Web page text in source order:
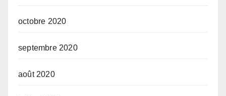
octobre 2020
septembre 2020
août 2020